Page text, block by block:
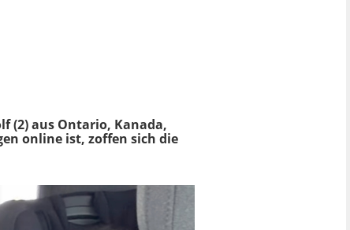
(2) aus Ontario, Kanada,
online ist, zoffen sich die